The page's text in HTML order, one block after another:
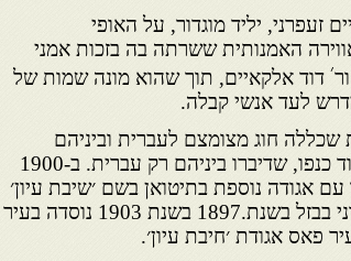
זעפרני, יליד מוגדור, על האופי
האמנותית ששרתה בה בזכות אמני
׳ דוד אלקאיים, תוך שהוא מונה שמות של
לעד אנשי קבלה.
שכללה חוג מצומצם לעברית וביניהם
שלושה ׳דוידים׳: דוד יפלח, דוד אלקאיים ודוד כנפו, שדיברו ביניהם רק עברית. ב-1900
עם אגודה נוספת בתיטואן בשם ׳שיבת עיון׳
שנוסדה באותה שנה כהיענות לקונגרס העיוני בבזל בשנת.1897 בשנת 1903 נוסדה בעיר